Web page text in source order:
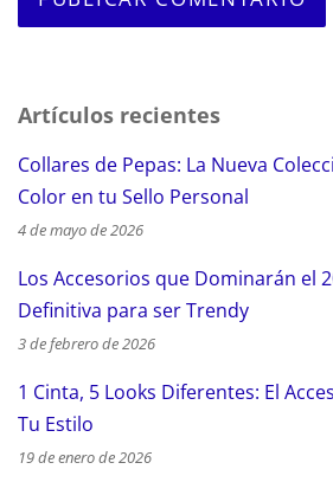
Artículos recientes
Collares de Pepas: La Nueva
Color en tu Sello Personal
4 de mayo de 2026
Los Accesorios que Dominarán el
Definitiva para ser Trendy
3 de febrero de 2026
1 Cinta, 5 Looks Diferentes: El
Tu Estilo
19 de enero de 2026